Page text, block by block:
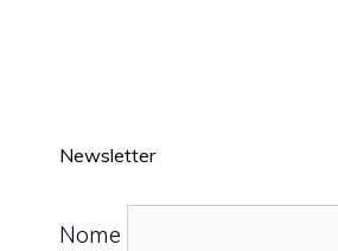
Newsletter
Nome